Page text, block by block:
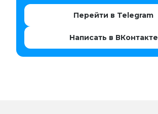
Перейти в Telegram
Написать в ВКонтакте